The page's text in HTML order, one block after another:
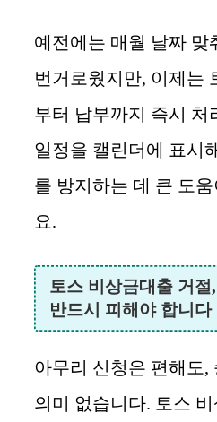
예전에는 매월 날짜 맞
번거로웠지만, 이제는
부터 납부까지 즉시 처
일정을 캘린더에 표시
를 방지하는 데 큰 도
요.
토스 비상금대출 거절
반드시 피해야 합니다
아무리 신청은 편해도,
의미 없습니다. 토스